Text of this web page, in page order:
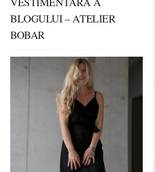
BLOGULUI – ATELIER
BOBAR